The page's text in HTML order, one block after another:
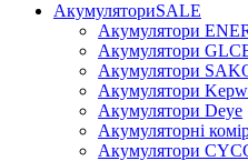
АкумуляториSALE
Акумулятори
Акумулятори
Акумулятори
Акумулятори
Акумулятори Deye
Акумуляторні
Акумулятори